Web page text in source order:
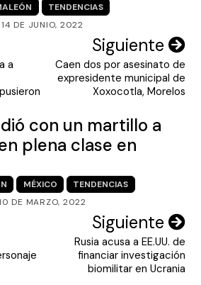
VIDEOSTENDENCIAS
14 DE JUNIO, 2022
a
Siguiente
Caen dos por asesinato de
expresidente municipal de
Xoxocotla, Morelos
con un martillo a
plena clase en
MÉXICO
TENDENCIAS
DE MARZO, 2022
Siguiente
Rusia acusa a EE.UU. de
financiar investigación
biomilitar en Ucrania